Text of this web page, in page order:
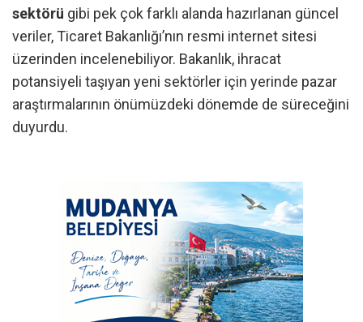
sektörü gibi pek çok farklı alanda hazırlanan güncel
veriler, Ticaret Bakanlığı’nın resmi internet sitesi
üzerinden incelenebiliyor. Bakanlık, ihracat
potansiyeli taşıyan yeni sektörler için yerinde pazar
araştırmalarının önümüzdeki dönemde de süreceğini
duyurdu.